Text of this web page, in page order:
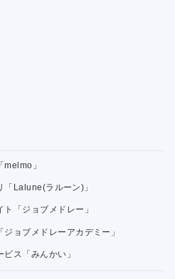
」
Lalune(ラルーン)」
「ジョブメドレー」
ョブメドレーアカデミー」
ス「みんかい」